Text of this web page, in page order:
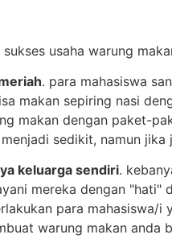
usaha warung
. para mahasiswa
makan sepiring nasi
makan dengan paket-
sedikit, namun
keluarga sendiri.
mereka dengan
para mahasiswa/
warung makan anda